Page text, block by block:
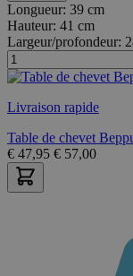
Longueur: 39 cm
Hauteur: 41 cm
Largeur/profondeur:
Livraison rapide
Table de chevet
€ 47,95 € 57,00